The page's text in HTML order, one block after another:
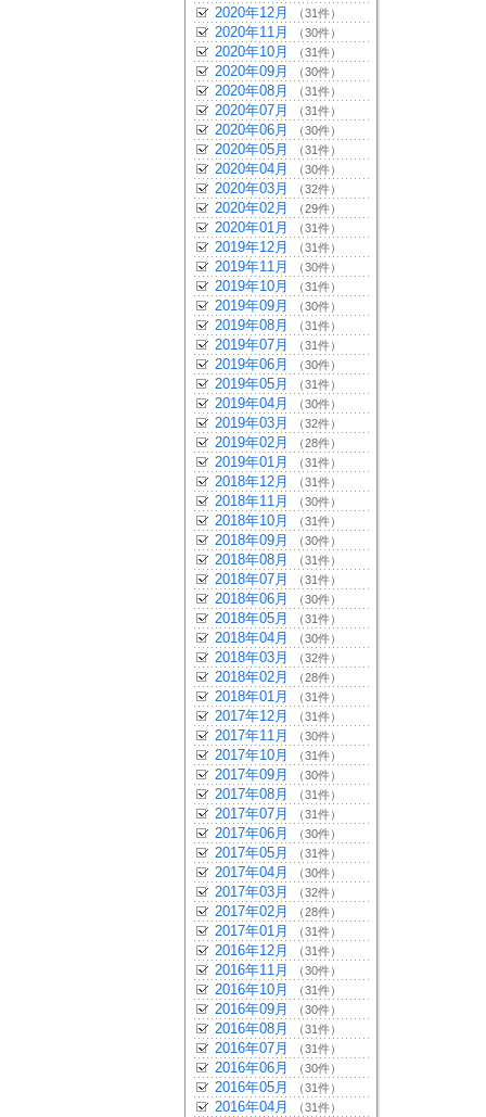
2020年12月 （31件）
2020年11月 （30件）
2020年10月 （31件）
2020年09月 （30件）
2020年08月 （31件）
2020年07月 （31件）
2020年06月 （30件）
2020年05月 （31件）
2020年04月 （30件）
2020年03月 （32件）
2020年02月 （29件）
2020年01月 （31件）
2019年12月 （31件）
2019年11月 （30件）
2019年10月 （31件）
2019年09月 （30件）
2019年08月 （31件）
2019年07月 （31件）
2019年06月 （30件）
2019年05月 （31件）
2019年04月 （30件）
2019年03月 （32件）
2019年02月 （28件）
2019年01月 （31件）
2018年12月 （31件）
2018年11月 （30件）
2018年10月 （31件）
2018年09月 （30件）
2018年08月 （31件）
2018年07月 （31件）
2018年06月 （30件）
2018年05月 （31件）
2018年04月 （30件）
2018年03月 （32件）
2018年02月 （28件）
2018年01月 （31件）
2017年12月 （31件）
2017年11月 （30件）
2017年10月 （31件）
2017年09月 （30件）
2017年08月 （31件）
2017年07月 （31件）
2017年06月 （30件）
2017年05月 （31件）
2017年04月 （30件）
2017年03月 （32件）
2017年02月 （28件）
2017年01月 （31件）
2016年12月 （31件）
2016年11月 （30件）
2016年10月 （31件）
2016年09月 （30件）
2016年08月 （31件）
2016年07月 （31件）
2016年06月 （30件）
2016年05月 （31件）
2016年04月 （31件）